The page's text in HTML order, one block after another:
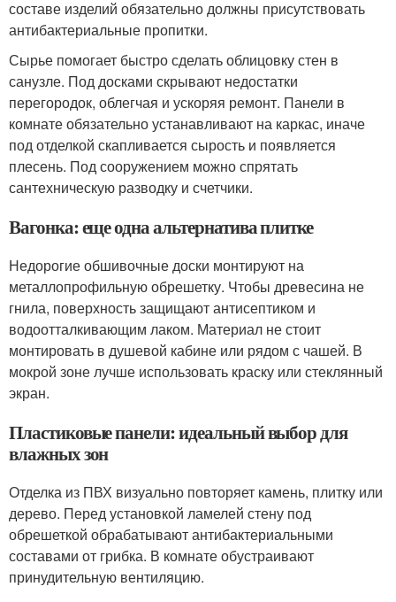
составе изделий обязательно должны присутствовать
антибактериальные пропитки.
Сырье помогает быстро сделать облицовку стен в
санузле. Под досками скрывают недостатки
перегородок, облегчая и ускоряя ремонт. Панели в
комнате обязательно устанавливают на каркас, иначе
под отделкой скапливается сырость и появляется
плесень. Под сооружением можно спрятать
сантехническую разводку и счетчики.
Вагонка: еще одна альтернатива плитке
Недорогие обшивочные доски монтируют на
металлопрофильную обрешетку. Чтобы древесина не
гнила, поверхность защищают антисептиком и
водоотталкивающим лаком. Материал не стоит
монтировать в душевой кабине или рядом с чашей. В
мокрой зоне лучше использовать краску или стеклянный
экран.
Пластиковые панели: идеальный выбор для
влажных зон
Отделка из ПВХ визуально повторяет камень, плитку или
дерево. Перед установкой ламелей стену под
обрешеткой обрабатывают антибактериальными
составами от грибка. В комнате обустраивают
принудительную вентиляцию.